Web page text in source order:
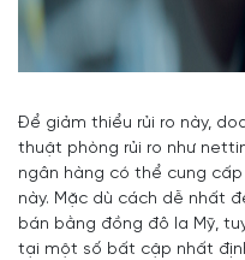
Để giảm thiểu rủi ro này,
thuật phòng rủi ro như
ngân hàng có thể cung
này. Mặc dù cách dễ nhất
bán bằng đồng đô la Mỹ,
tại một số bất cập nhất